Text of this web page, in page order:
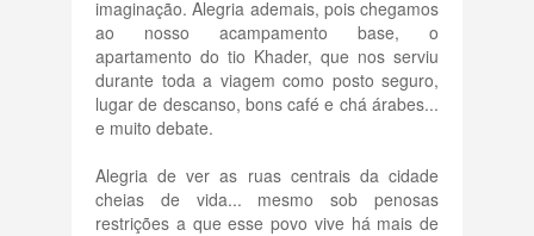
imaginação. Alegria ademais, pois chegamos
ao nosso acampamento base, o
apartamento do tio Khader, que nos serviu
durante toda a viagem como posto seguro,
lugar de descanso, bons café e chá árabes...
e muito debate.
Alegria de ver as ruas centrais da cidade
cheias de vida... mesmo sob penosas
restrições a que esse povo vive há mais de